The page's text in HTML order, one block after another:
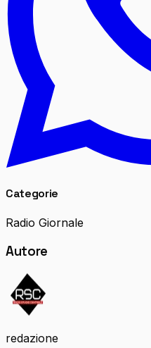
Categorie
Radio Giornale
Autore
redazione